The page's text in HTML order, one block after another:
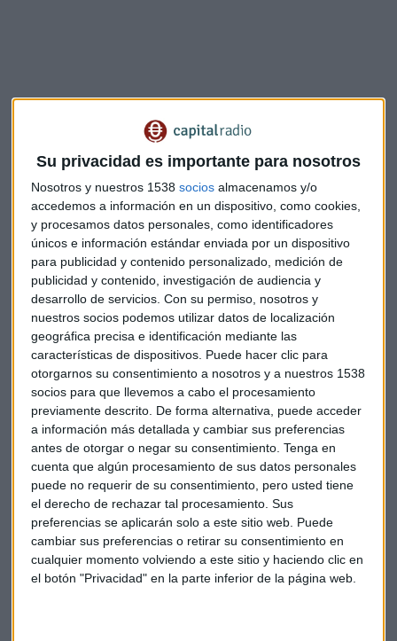
Su privacidad es importante para nosotros
Nosotros y nuestros 1538 socios almacenamos y/o
accedemos a información en un dispositivo, como cookies,
y procesamos datos personales, como identificadores
únicos e información estándar enviada por un dispositivo
para publicidad y contenido personalizado, medición de
publicidad y contenido, investigación de audiencia y
desarrollo de servicios. Con su permiso, nosotros y
nuestros socios podemos utilizar datos de localización
geográfica precisa e identificación mediante las
características de dispositivos. Puede hacer clic para
otorgarnos su consentimiento a nosotros y a nuestros 1538
socios para que llevemos a cabo el procesamiento
previamente descrito. De forma alternativa, puede acceder
a información más detallada y cambiar sus preferencias
antes de otorgar o negar su consentimiento. Tenga en
cuenta que algún procesamiento de sus datos personales
puede no requerir de su consentimiento, pero usted tiene
el derecho de rechazar tal procesamiento. Sus
preferencias se aplicarán solo a este sitio web. Puede
cambiar sus preferencias o retirar su consentimiento en
cualquier momento volviendo a este sitio y haciendo clic en
el botón "Privacidad" en la parte inferior de la página web.
Javier Vega Seoane, presidente delCírculo de
, destaca la importancia de la mediana
empresa en la sociedad y hace una llamada de atención a
los políticos.
Cuanto mayor sea la empresa, mayor es la producción, los
salarios, la estabilidad y, por tanto, la calidad de los
empleos. Para ello, Seoane recuerda, que el gobierno
debería facilitar ese aumento de personal con reformas
regulatorias "muy sencillas". Por ejemplo, con la ampliación
del umbral de 50 a 100 trabajadores, ya que los requisitos
laborales o fiscales frenan este crecimiento. Sugiere,
además, subir el límite de facturación de 6 millones a 20
millones de euros a partir del cual las empresas se enfrentan
a mayores dificultades administrativas, fiscales o de
tesorería.
Empresas Economía España
Círculo de Empresarios Mediana Empresa